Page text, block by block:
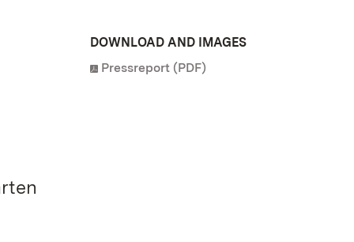
DOWNLOAD AND IMAGES
Pressreport (PDF)